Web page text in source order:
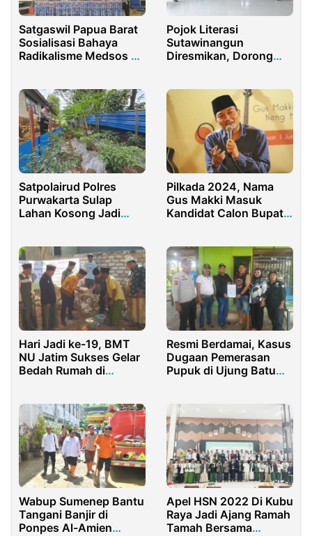
Satgaswil Papua Barat
Sosialisasi Bahaya
Radikalisme Medsos di
Pojok Literasi
Sutawinangun
Diresmikan, Dorong
Satpolairud Polres
Purwakarta Sulap
Lahan Kosong Jadi
Pilkada 2024, Nama
Gus Makki Masuk
Kandidat Calon Bupati
Hari Jadi ke-19, BMT
NU Jatim Sukses Gelar
Bedah Rumah di
Resmi Berdamai, Kasus
Dugaan Pemerasan
Pupuk di Ujung Batu
Wabup Sumenep Bantu
Tangani Banjir di
Ponpes Al-Amien
Apel HSN 2022 Di Kubu
Raya Jadi Ajang Ramah
Tamah Bersama